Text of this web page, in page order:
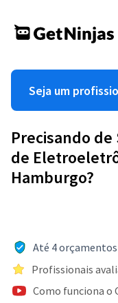
Seja um
Precisando de
de
Hamburgo?
Até 4
Profissionais
Como funciona o